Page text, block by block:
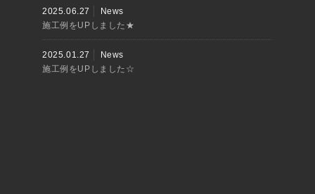
2025.06.27
News
施工例をUPしました★
2025.01.27
News
施工例をUPしました☆